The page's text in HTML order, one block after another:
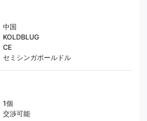
中国
KOLDBLUG
CE
セミシンガポールドル
1個
交渉可能